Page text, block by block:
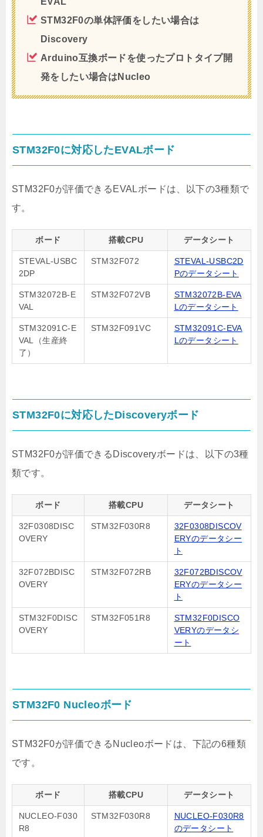
STM32F0の単体評価をしたい場合は
Discovery
Arduino互換ボードを使ったプロトタイプ開
発をしたい場合はNucleo
STM32F0に対応したEVALボード
STM32F0が評価できるEVALボードは、以下の3種類で
す。
ボード 搭載CPU データシート
STEVAL-USBC
2DP
STM32F072
STEVAL-USBC2D
Pのデータシート
STM32072B-E
VAL
STM32F072VB
STM32072B-EVA
Lのデータシート
STM32091C-E
VAL（生産終
了）
STM32F091VC
STM32091C-EVA
Lのデータシート
STM32F0に対応したDiscoveryボード
STM32F0が評価できるDiscoveryボードは、以下の3種
類です。
ボード 搭載CPU データシート
32F0308DISC
OVERY
STM32F030R8
32F0308DISCOV
ERYのデータシー
ト
32F072BDISC
OVERY
STM32F072RB
32F072BDISCOV
ERYのデータシー
ト
STM32F0DISC
OVERY
STM32F051R8
STM32F0DISCO
VERYのデータシ
ート
STM32F0 Nucleoボード
STM32F0が評価できるNucleoボードは、下記の6種類
です。
ボード 搭載CPU データシート
NUCLEO-F030
R8
STM32F030R8
NUCLEO-F030R8
のデータシート